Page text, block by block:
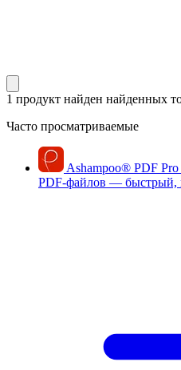
1 продукт найден найденных
Часто просматриваемые
Ashampoo® PDF Pro
PDF-файлов — быстрый,